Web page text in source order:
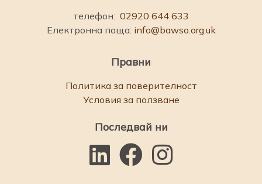
телефон: 02920 644 633
Електронна поща: info@bawso.org.uk
Правни
Политика за поверителност
Условия за ползване
Последвай ни